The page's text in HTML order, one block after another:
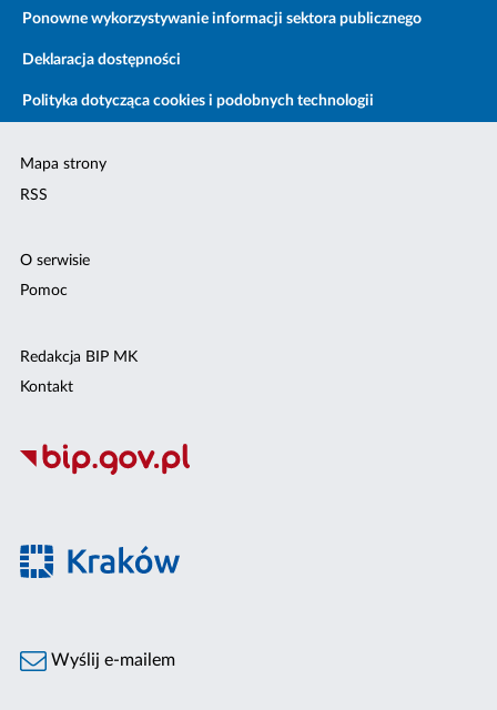
Ponowne wykorzystywanie informacji sektora publicznego
Deklaracja dostępności
Polityka dotycząca cookies i podobnych technologii
Mapa strony
RSS
O serwisie
Pomoc
Redakcja BIP MK
Kontakt
Wyślij e-mailem